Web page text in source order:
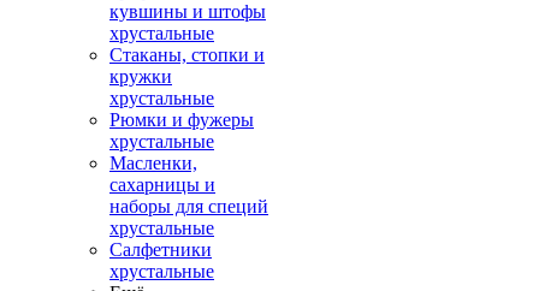
кувшины и штофы
хрустальные
Стаканы, стопки и
кружки
хрустальные
Рюмки и фужеры
хрустальные
Масленки,
сахарницы и
наборы для специй
хрустальные
Салфетники
хрустальные